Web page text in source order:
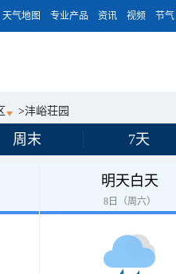
天气地图 专业产品 资讯 视频 节气
>沣峪荘园
周末 7天
明天白天
8日（周六）